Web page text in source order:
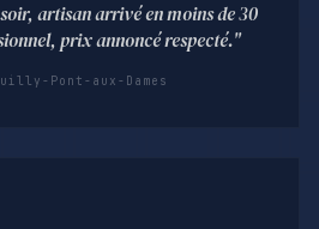
artisan arrivé en moins de 30
prix annoncé respecté."
Pont-aux-Dames